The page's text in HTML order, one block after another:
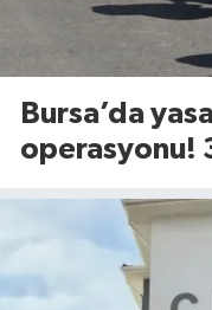
Bursa’da
operasyonu!